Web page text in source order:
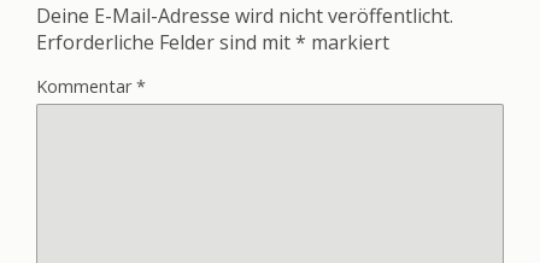
Deine E-Mail-Adresse wird nicht veröffentlicht.
Erforderliche Felder sind mit* markiert
Kommentar*